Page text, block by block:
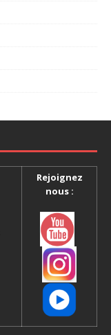
Rejoignez
nous :